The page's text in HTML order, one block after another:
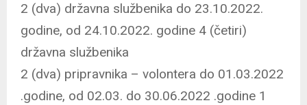
2 (dva) državna službenika do 23.10.2022.
godine, od 24.10.2022. godine 4 (četiri)
državna službenika
2 (dva) pripravnika – volontera do 01.03.2022
.godine, od 02.03. do 30.06.2022 .godine 1